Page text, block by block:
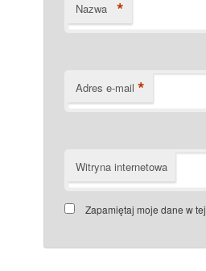
Nazwa *
Adres e-mail *
Witryna internetowa
Zapamiętaj moje dane w